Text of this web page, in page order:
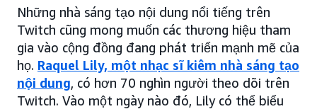
Những nhà sáng tạo nội dung nổi tiếng trên
Twitch cũng mong muốn các thương hiệu tham
gia vào cộng đồng đang phát triển mạnh mẽ của
họ. Raquel Lily, một nhạc sĩ kiêm nhà sáng tạo
nội dung, có hơn 70 nghìn người theo dõi trên
Twitch. Vào một ngày nào đó, Lily có thể biểu